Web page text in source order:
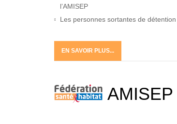
l’AMISEP
Les personnes sortantes de détention
EN SAVOIR PLUS...